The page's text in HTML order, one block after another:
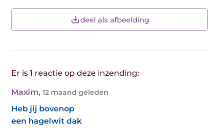
deel als afbeelding
Er is 1 reactie op deze inzending:
Maxim, 12 maand geleden
Heb jij bovenop
een hagelwit dak